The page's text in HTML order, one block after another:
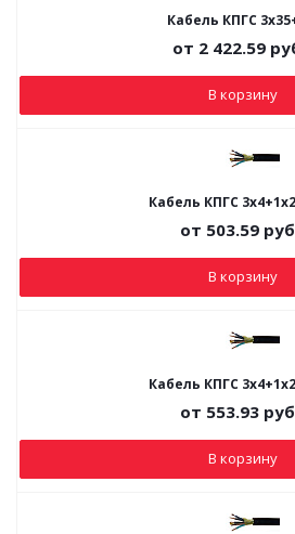
Кабель КПГС
от 2 422.59
В корзину
Кабель КПГС
от 503.59
В корзину
Кабель КПГС
от 553.93
В корзину